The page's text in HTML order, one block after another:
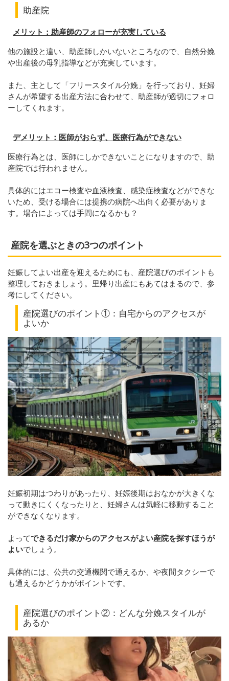
助産院
メリット：助産師のフォローが充実している
他の施設と違い、助産師しかいないところなので、自然分娩
や出産後の母乳指導などが充実しています。
また、主として「フリースタイル分娩」を行っており、妊婦
さんが希望する出産方法に合わせて、助産師が適切にフォロ
ーしてくれます。
デメリット：医師がおらず、医療行為ができない
医療行為とは、医師にしかできないことになりますので、助
産院では行われません。
具体的にはエコー検査や血液検査、感染症検査などができな
いため、受ける場合には提携の病院へ出向く必要がありま
す。場合によっては手間になるかも？
産院を選ぶときの3つのポイント
妊娠してよい出産を迎えるためにも、産院選びのポイントも
整理しておきましょう。里帰り出産にもあてはまるので、参
考にしてください。
産院選びのポイント①：自宅からのアクセスが
よいか
妊娠初期はつわりがあったり、妊娠後期はおなかが大きくな
って動きにくくなったりと、妊婦さんは気軽に移動すること
ができなくなります。
よってできるだけ家からのアクセスがよい産院を探すほうが
よいでしょう。
具体的には、公共の交通機関で通えるか、や夜間タクシーで
も通えるかどうかがポイントです。
産院選びのポイント②：どんな分娩スタイルが
あるか